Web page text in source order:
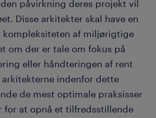
påvirkning deres projekt vil
Disse arkitekter skal have en
kompleksiteten af miljørigtige
om der er tale om fokus på
eller håndteringen af rent
arkitekterne indenfor dette
de mest optimale praksisser
for at opnå et tilfredsstillende